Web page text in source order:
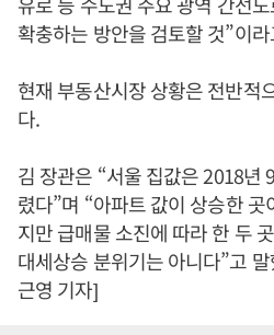
확충하는 방안을 검토할 것”이
현재 부동산시장 상황은 전반적
다.
김 장관은 “서울 집값은 2018년
렸다”며 “아파트 값이 상승한
지만 급매물 소진에 따라 한 두
대세상승 분위기는 아니다”고
근영 기자]